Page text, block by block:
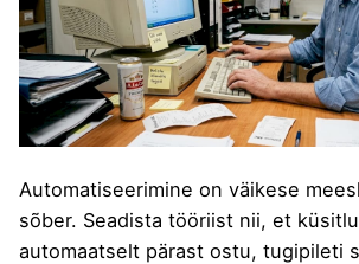
Automatiseerimine on väikese
sõber. Seadista tööriist nii, et
automaatselt pärast ostu, tugipileti